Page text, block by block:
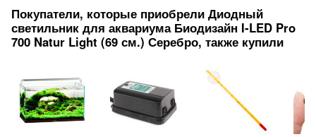
Покупатели, которые приобрели Диодный
светильник для аквариума Биодизайн I-LED Pro
700 Natur Light (69 см.) Серебро, также купили